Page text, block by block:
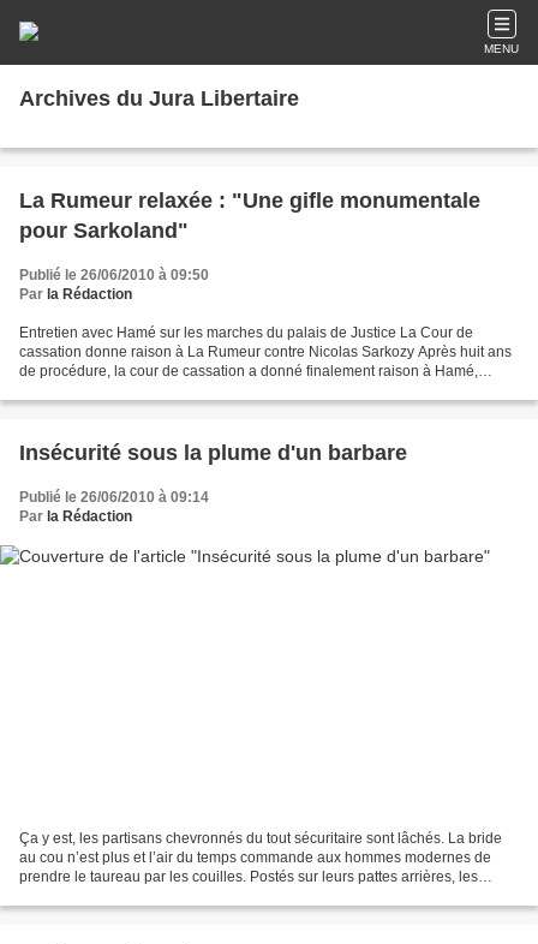
MENU
Archives du Jura Libertaire
La Rumeur relaxée : "Une gifle monumentale
pour Sarkoland"
Publié le 26/06/2010 à 09:50
Par la Rédaction
Entretien avec Hamé sur les marches du palais de Justice La Cour de
cassation donne raison à La Rumeur contre Nicolas Sarkozy Après huit ans
de procédure, la cour de cassation a donné finalement raison à Hamé,
Insécurité sous la plume d'un barbare
Publié le 26/06/2010 à 09:14
Par la Rédaction
Ça y est, les partisans chevronnés du tout sécuritaire sont lâchés. La bride
au cou n’est plus et l’air du temps commande aux hommes modernes de
prendre le taureau par les couilles. Postés sur leurs pattes arrières, les